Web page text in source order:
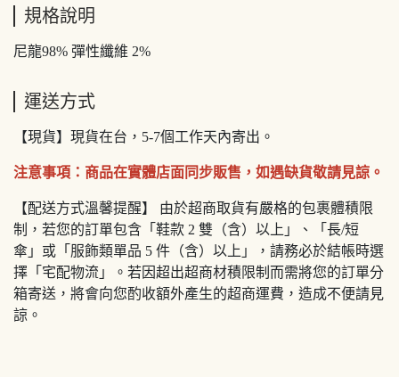
規格說明
尼龍98% 彈性纖維 2%
運送方式
【現貨】現貨在台，5-7個工作天內寄出。
注意事項：商品在實體店面同步販售，如遇缺貨敬請見諒。
【配送方式溫馨提醒】 由於超商取貨有嚴格的包裹體積限
制，若您的訂單包含「鞋款 2 雙（含）以上」、「長/短
傘」或「服飾類單品 5 件（含）以上」，請務必於結帳時選
擇「宅配物流」。若因超出超商材積限制而需將您的訂單分
箱寄送，將會向您酌收額外產生的超商運費，造成不便請見
諒。